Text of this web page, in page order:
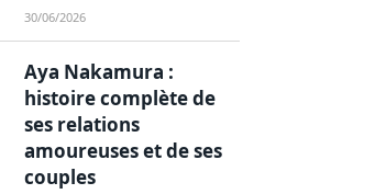
30/06/2026
Aya Nakamura :
histoire complète de
ses relations
amoureuses et de ses
couples